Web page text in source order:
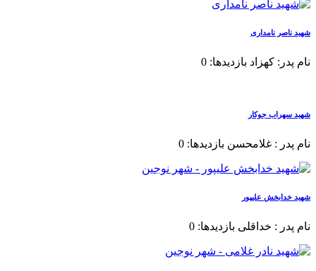
شهید ناصر نامداری
نام پدر: کهزاد بازدیدها: 0
شهید سهراب جوکار
نام پدر : غلامحسن بازدیدها: 0
شهید خدابخش علیپور
نام پدر : خداقلی بازدیدها: 0